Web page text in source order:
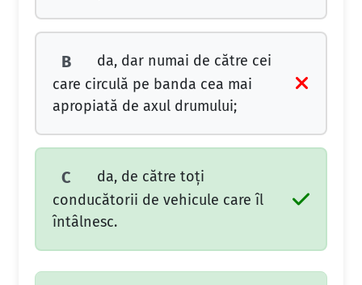
B
da, dar numai de către cei
care circulă pe banda cea mai
apropiată de axul drumului;
C
da, de către toţi
conducătorii de vehicule care îl
întâlnesc.